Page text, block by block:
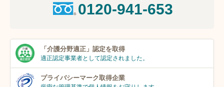
0120-941-653
「介護分野適正」 認定を取得
適正認定事業者として認定されました。
プライバシーマーク取得企業